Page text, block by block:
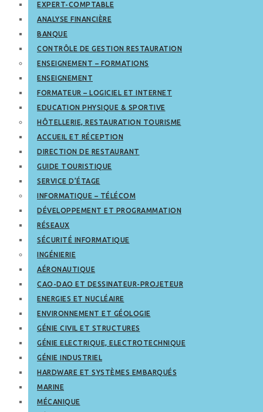
EXPERT-COMPTABLE
ANALYSE FINANCIÈRE
BANQUE
CONTRÔLE DE GESTION RESTAURATION
ENSEIGNEMENT – FORMATIONS
ENSEIGNEMENT
FORMATEUR – LOGICIEL ET INTERNET
EDUCATION PHYSIQUE & SPORTIVE
HÔTELLERIE, RESTAURATION TOURISME
ACCUEIL ET RÉCEPTION
DIRECTION DE RESTAURANT
GUIDE TOURISTIQUE
SERVICE D’ÉTAGE
INFORMATIQUE – TÉLÉCOM
DÉVELOPPEMENT ET PROGRAMMATION
RÉSEAUX
SÉCURITÉ INFORMATIQUE
INGÉNIERIE
AÉRONAUTIQUE
CAO-DAO ET DESSINATEUR-PROJETEUR
ENERGIES ET NUCLÉAIRE
ENVIRONNEMENT ET GÉOLOGIE
GÉNIE CIVIL ET STRUCTURES
GÉNIE ELECTRIQUE, ELECTROTECHNIQUE
GÉNIE INDUSTRIEL
HARDWARE ET SYSTÈMES EMBARQUÉS
MARINE
MÉCANIQUE